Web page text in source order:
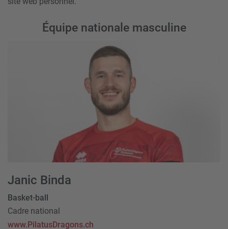
Équipe nationale masculine
Janic Binda
Basket-ball
Cadre national
www.PilatusDragons.ch